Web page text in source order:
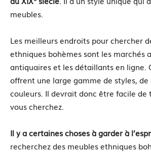
meubles.
Les meilleurs endroits pour chercher
ethniques bohèmes sont les marchés
antiquaires et les détaillants en ligne.
offrent une large gamme de styles, de
couleurs. Il devrait donc être facile de
vous cherchez.
Il y a certaines choses à garder à
recherchez des meubles ethniques